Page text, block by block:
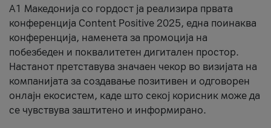
А1 Македонија со гордост ја реализира првата
конференција Content Positive 2025, една поинаква
конференција, наменета за промоција на
побезбеден и поквалитетен дигитален простор.
Настанот претставува значаен чекор во визијата на
компанијата за создавање позитивен и одговорен
онлајн екосистем, каде што секој корисник може да
се чувствува заштитено и информирано.